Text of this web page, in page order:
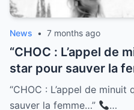
News • 7 months ago
“CHOC : L’appel de
star pour sauver la
froide de décembre
Brigitte Bardot
“CHOC : L’appel de
sauver la femme…”
…